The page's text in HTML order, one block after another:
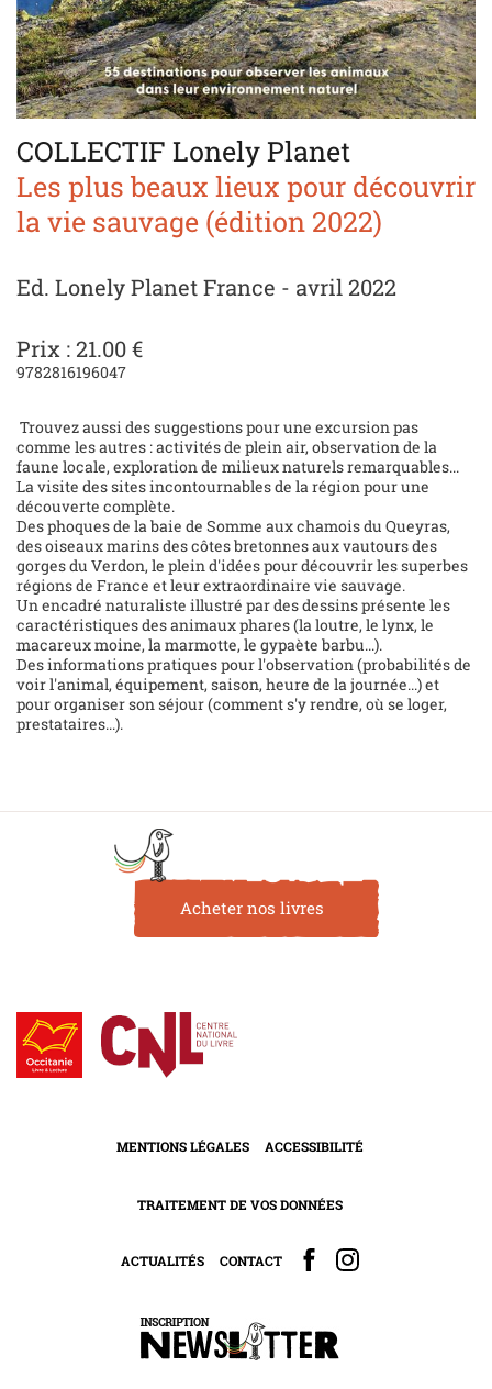
COLLECTIF Lonely Planet
Les plus beaux lieux pour découvrir
la vie sauvage (édition 2022)
Ed. Lonely Planet France - avril 2022
Prix : 21.00 €
9782816196047
Trouvez aussi des suggestions pour une excursion pas
comme les autres : activités de plein air, observation de la
faune locale, exploration de milieux naturels remarquables...
La visite des sites incontournables de la région pour une
découverte complète.
Des phoques de la baie de Somme aux chamois du Queyras,
des oiseaux marins des côtes bretonnes aux vautours des
gorges du Verdon, le plein d'idées pour découvrir les superbes
régions de France et leur extraordinaire vie sauvage.
Un encadré naturaliste illustré par des dessins présente les
caractéristiques des animaux phares (la loutre, le lynx, le
macareux moine, la marmotte, le gypaète barbu...).
Des informations pratiques pour l'observation (probabilités de
voir l'animal, équipement, saison, heure de la journée...) et
pour organiser son séjour (comment s'y rendre, où se loger,
prestataires...).
Acheter nos livres
MENTIONS LÉGALES ACCESSIBILITÉ
TRAITEMENT DE VOS DONNÉES
ACTUALITÉS CONTACT